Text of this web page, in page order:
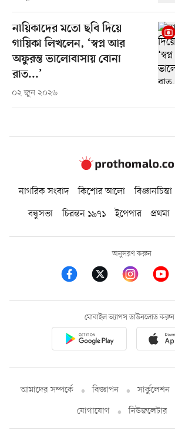
নায়িকাদের মতো ছবি দিয়ে
গায়িকা লিখলেন, ‘স্বপ্ন আর
অফুরন্ত ভালোবাসায় বোনা
রাত...’
০২ জুন ২০২৬
নাগরিক সংবাদ কিশোর আলো বিজ্ঞানচিন্তা
বন্ধুসভা
চিরন্তন ১৯৭১ ইপেপার প্রথমা
অনুসরণ করুন
মোবাইল অ্যাপস ডাউনলোড করুন
আমাদের সম্পর্কে বিজ্ঞাপন সার্কুলেশন
যোগাযোগ
নিউজলেটার